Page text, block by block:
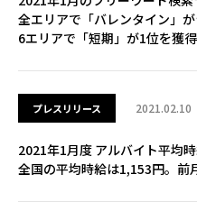
全エリアで「バレンタイン」
6エリアで「短期」が1位を獲得
プレスリリース 2021.02.10
2021年1月度 アルバイト平均
全国の平均時給は1,153円。前